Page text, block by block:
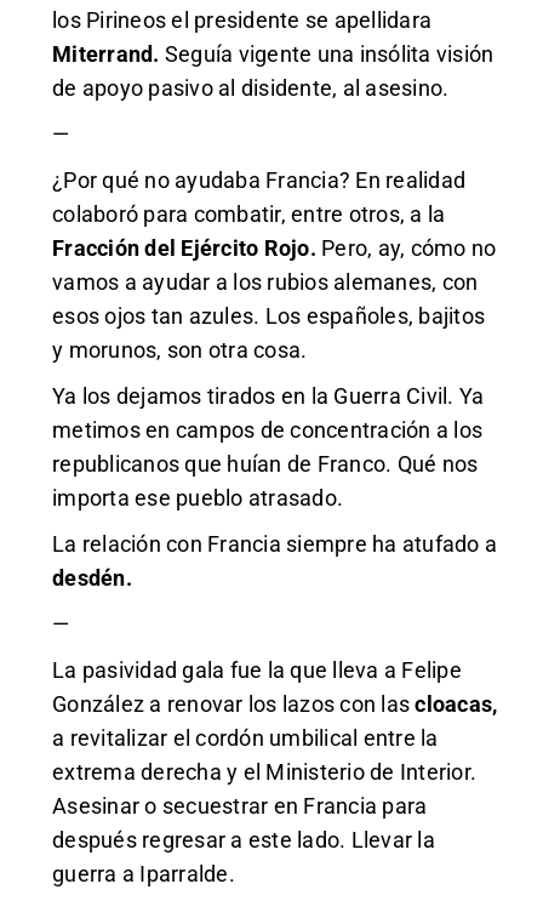
los Pirineos el presidente se apellidara
Miterrand. Seguía vigente una insólita visión
de apoyo pasivo al disidente, al asesino.
—
¿Por qué no ayudaba Francia? En realidad
colaboró para combatir, entre otros, a la
Fracción del Ejército Rojo. Pero, ay, cómo no
vamos a ayudar a los rubios alemanes, con
esos ojos tan azules. Los españoles, bajitos
y morunos, son otra cosa.
Ya los dejamos tirados en la Guerra Civil. Ya
metimos en campos de concentración a los
republicanos que huían de Franco. Qué nos
importa ese pueblo atrasado.
La relación con Francia siempre ha atufado a
desdén.
—
La pasividad gala fue la que lleva a Felipe
González a renovar los lazos con lascloacas,
a revitalizar el cordón umbilical entre la
extrema derecha y el Ministerio de Interior.
Asesinar o secuestrar en Francia para
después regresar a este lado. Llevar la
guerra a Iparralde.